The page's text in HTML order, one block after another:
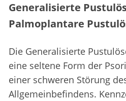
Generalisierte
Palmoplantare
Die Generalisierte
eine seltene Form der
einer schweren Störung
Allgemeinbefindens.